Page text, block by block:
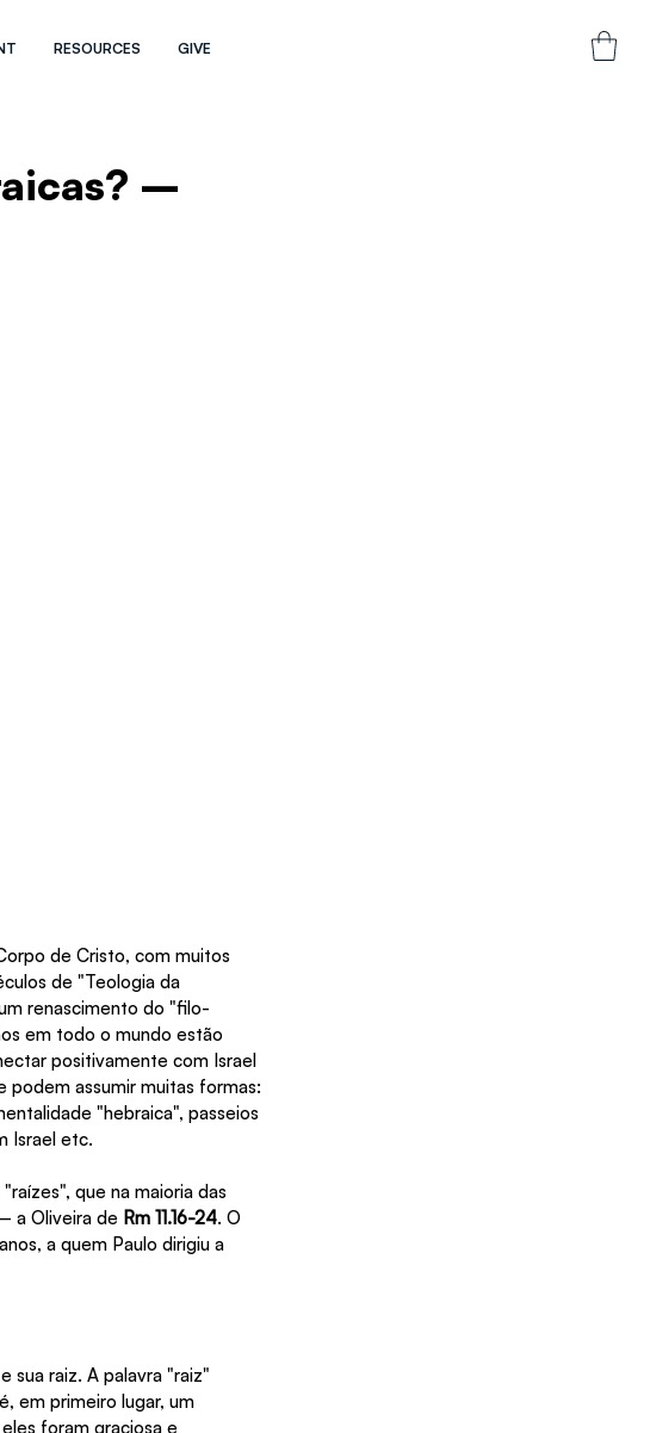
RESOURCES GIVE
–
de Cristo, com muitos
de "Teologia da
renascimento do "filo-
em todo o mundo estão
positivamente com Israel
podem assumir muitas formas:
"hebraica", passeios
Israel etc.
que na maioria das
a Oliveira de Rm 11.16-24. O
a quem Paulo dirigiu a
raiz. A palavra "raiz"
em primeiro lugar, um
foram graciosa e